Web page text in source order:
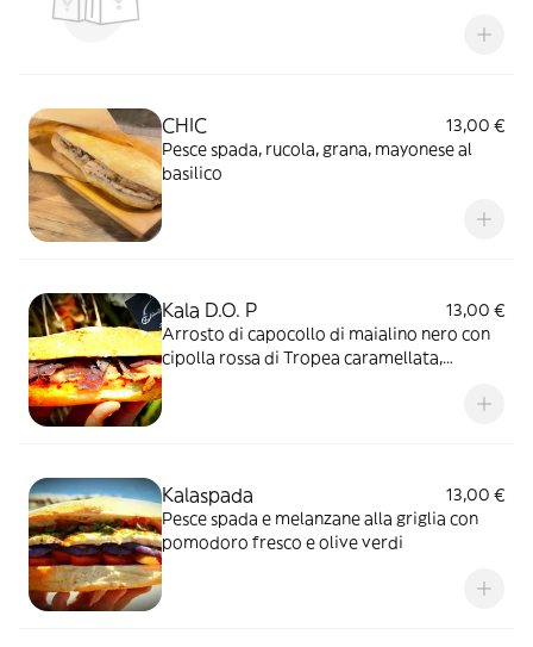
CHIC
13,00 €
Pesce spada, rucola, grana, mayonese al
basilico
Kala D.O. P
13,00 €
Arrosto di capocollo di maialino nero con
cipolla rossa di Tropea caramellata,
Kalaspada
13,00 €
Pesce spada e melanzane alla griglia con
pomodoro fresco e olive verdi